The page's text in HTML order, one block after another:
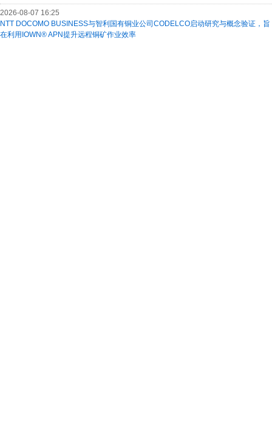
2026-08-07 16:25
NTT DOCOMO BUSINESS与智利国有铜业公司CODELCO启动研究与概念验证，旨
在利用IOWN® APN提升远程铜矿作业效率